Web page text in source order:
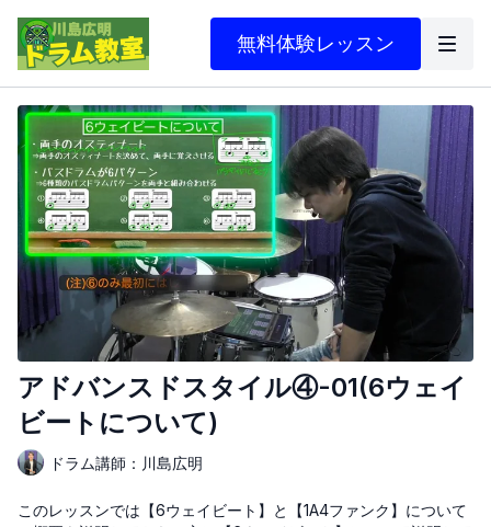
無料体験レッスン
アドバンスドスタイル④-01(6ウェイ
ビートについて)
ドラム講師：川島広明
このレッスンでは【6ウェイビート】と【1A4ファンク】について